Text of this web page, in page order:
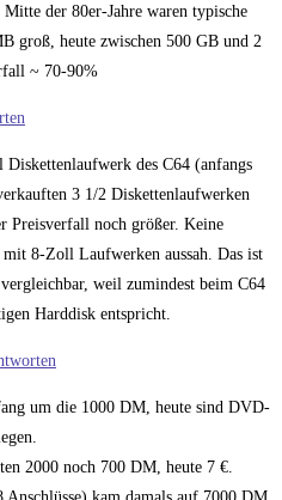
der 80er-Jahre waren typische
groß, heute zwischen 500 GB und 2
~ 70-90%
des C64 (anfangs
3 1/2 Diskettenlaufwerken
Preisverfall noch größer. Keine
8-Zoll Laufwerken aussah. Das ist
weil zumindest beim C64
Harddisk entspricht.
um die 1000 DM, heute sind DVD-
2000 noch 700 DM, heute 7 €.